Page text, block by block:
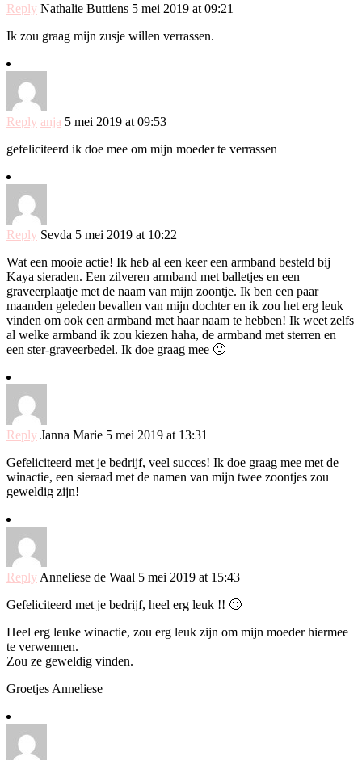
Reply Nathalie Buttiens 5 mei 2019 at 09:21
Ik zou graag mijn zusje willen verrassen.
Reply anja 5 mei 2019 at 09:53
gefeliciteerd ik doe mee om mijn moeder te verrassen
Reply Sevda 5 mei 2019 at 10:22
Wat een mooie actie! Ik heb al een keer een armband besteld bij
Kaya sieraden. Een zilveren armband met balletjes en een
graveerplaatje met de naam van mijn zoontje. Ik ben een paar
maanden geleden bevallen van mijn dochter en ik zou het erg leuk
vinden om ook een armband met haar naam te hebben! Ik weet zelfs
al welke armband ik zou kiezen haha, de armband met sterren en
een ster-graveerbedel. Ik doe graag mee 🙂
Reply Janna Marie 5 mei 2019 at 13:31
Gefeliciteerd met je bedrijf, veel succes! Ik doe graag mee met de
winactie, een sieraad met de namen van mijn twee zoontjes zou
geweldig zijn!
Reply Anneliese de Waal 5 mei 2019 at 15:43
Gefeliciteerd met je bedrijf, heel erg leuk !! 🙂
Heel erg leuke winactie, zou erg leuk zijn om mijn moeder hiermee
te verwennen.
Zou ze geweldig vinden.
Groetjes Anneliese